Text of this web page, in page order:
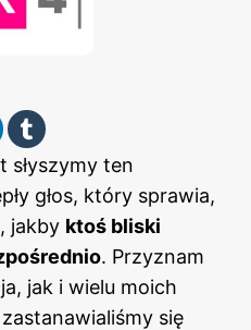
słyszymy ten
głos, który sprawia,
jakby ktoś bliski
. Przyznam
jak i wielu moich
się